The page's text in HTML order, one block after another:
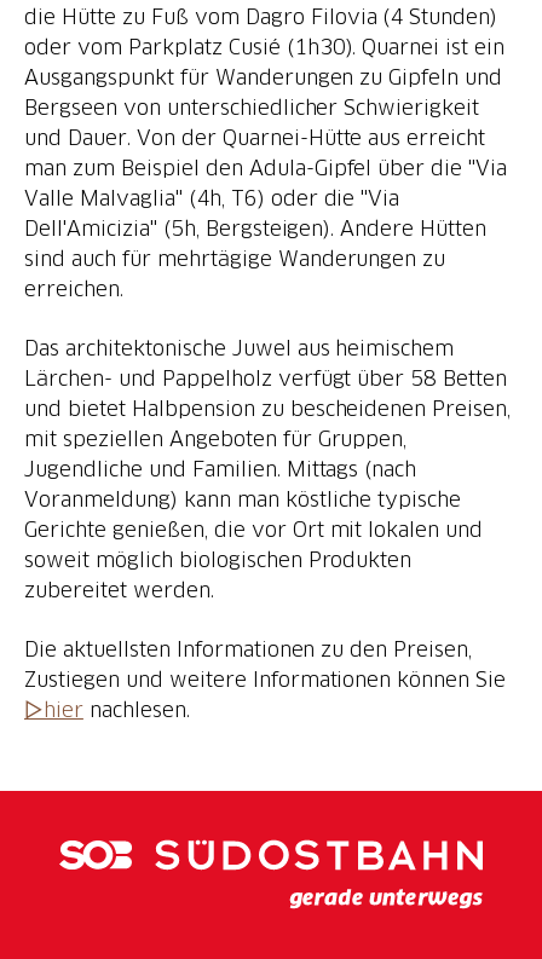
die Hütte zu Fuß vom Dagro Filovia (4 Stunden)
oder vom Parkplatz Cusié (1h30). Quarnei ist ein
Ausgangspunkt für Wanderungen zu Gipfeln und
Bergseen von unterschiedlicher Schwierigkeit
und Dauer. Von der Quarnei-Hütte aus erreicht
man zum Beispiel den Adula-Gipfel über die "Via
Valle Malvaglia" (4h, T6) oder die "Via
Dell'Amicizia" (5h, Bergsteigen). Andere Hütten
sind auch für mehrtägige Wanderungen zu
erreichen.
Das architektonische Juwel aus heimischem
Lärchen- und Pappelholz verfügt über 58 Betten
und bietet Halbpension zu bescheidenen Preisen,
mit speziellen Angeboten für Gruppen,
Jugendliche und Familien. Mittags (nach
Voranmeldung) kann man köstliche typische
Gerichte genießen, die vor Ort mit lokalen und
soweit möglich biologischen Produkten
zubereitet werden.
Die aktuellsten Informationen zu den Preisen,
Zustiegen und weitere Informationen können Sie
▷hiernachlesen.